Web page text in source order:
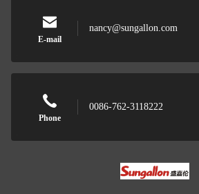
E-mail
nancy@sungallon.com
Phone
0086-762-3118222